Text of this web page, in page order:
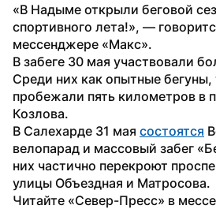
«В Надыме открыли беговой
спортивного лета!», —
мессенджере «Макс».
В забеге 30 мая участвовали
Среди них как опытные
пробежали пять километров в
Козлова.
В Салехарде 31 мая состоятся
велопарад и массовый забег
них частично перекроют
улицы Объездная и Матросова.
Читайте «Север-Пресс» в